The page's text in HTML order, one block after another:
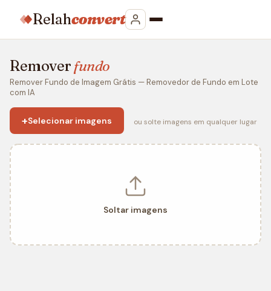
Relahconvert
Remover fundo
Remover Fundo de Imagem Grátis — Removedor de Fundo em Lote
com IA
+Selecionar imagens ou solte imagens em qualquer lugar
Soltar imagens